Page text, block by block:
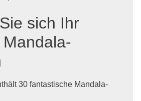
sich Ihr
30 fantastische Mandala-